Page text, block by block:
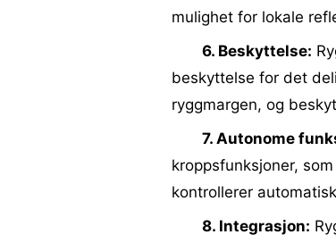
mulighet for lokale
6. Beskyttelse:
beskyttelse for det
ryggmargen, og
7. Autonome
kroppsfunksjoner,
kontrollerer
8. Integrasjon: